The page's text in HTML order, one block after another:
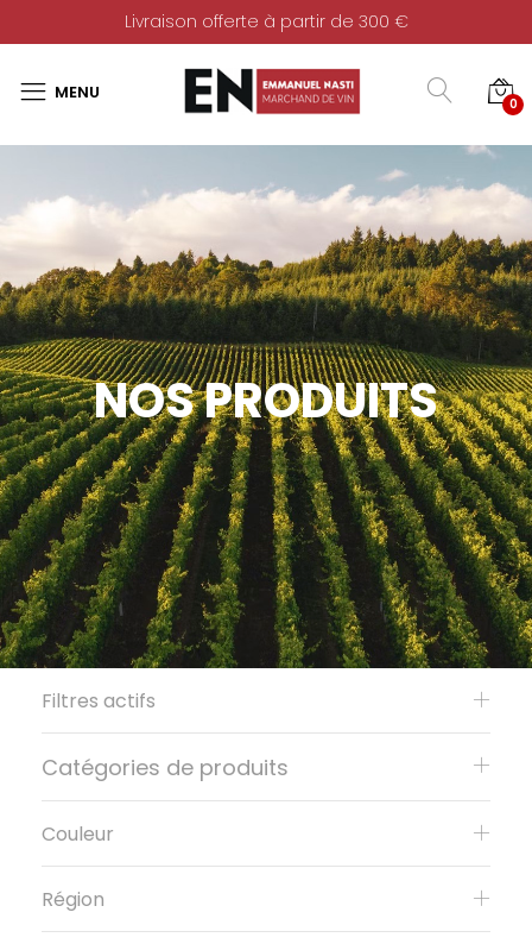
Livraison offerte à partir de 300 €
0
NOS PRODUITS
Filtres actifs
Catégories de produits
Couleur
Région